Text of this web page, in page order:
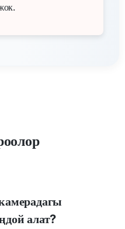
алат?